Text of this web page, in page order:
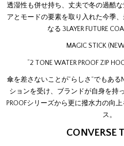
透湿性も併せ持ち、丈夫で冬の過酷
アとモードの要素を取り入れた今季
なる 3LAYER FUTURE
MAGIC STICK
“2 TONE WATER PROOF ZIP
傘を差さないことが”らしさ”でもある
ションを受け、ブランドが自身を持
PROOFシリーズから更に撥水力の向
ス。
CONVERSE